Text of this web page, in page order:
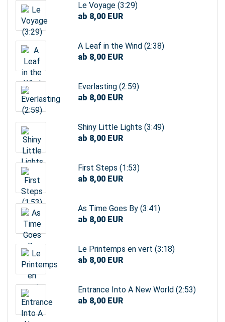
Le Voyage (3:29)
ab 8,00 EUR
A Leaf in the Wind (2:38)
ab 8,00 EUR
Everlasting (2:59)
ab 8,00 EUR
Shiny Little Lights (3:49)
ab 8,00 EUR
First Steps (1:53)
ab 8,00 EUR
As Time Goes By (3:41)
ab 8,00 EUR
Le Printemps en vert (3:18)
ab 8,00 EUR
Entrance Into A New World (2:53)
ab 8,00 EUR